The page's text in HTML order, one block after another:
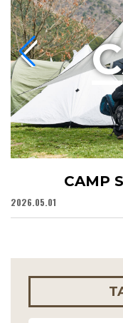
CAMP
2026.05.01
C